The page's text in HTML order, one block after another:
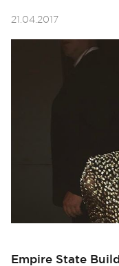
21.04.2017
Empire State